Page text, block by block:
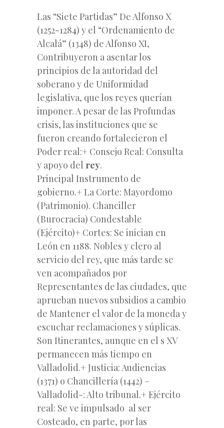
Las “Siete Partidas” De Alfonso X
(1252-1284) y el “Ordenamiento de
Alcalá” (1348) de Alfonso XI,
Contribuyeron a asentar los
principios de la autoridad del
soberano y de Uniformidad
legislativa, que los reyes querían
imponer. A pesar de las Profundas
crisis, las instituciones que se
fueron creando fortalecieron el
Poder real:+ Consejo Real: Consulta
y apoyo del rey.
Principal Instrumento de
gobierno.+ La Corte: Mayordomo
(Patrimonio). Chanciller
(Burocracia) Condestable
(Ejército)+ Cortes: Se inician en
León en 1188. Nobles y clero al
servicio del rey, que más tarde se
ven acompañados por
Representantes de las ciudades, que
aprueban nuevos subsidios a cambio
de Mantener el valor de la moneda y
escuchar reclamaciones y súplicas.
Son Itinerantes, aunque en el s XV
permanecen más tiempo en
Valladolid.+ Justicia: Audiencias
(1371) o Chancillería (1442) –
Valladolid-: Alto tribunal.+ Ejército
real: Se ve impulsado al ser
Costeado, en parte, por las